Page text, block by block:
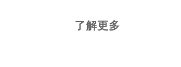
了解更多